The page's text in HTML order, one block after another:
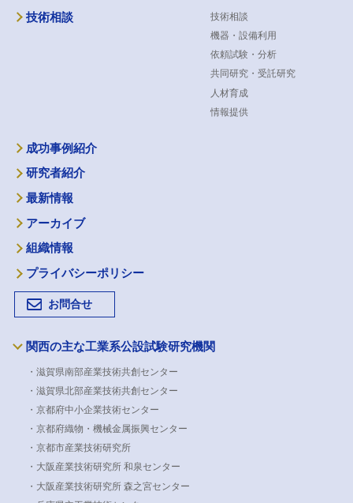
技術相談
技術相談
機器・設備利用
依頼試験・分析
共同研究・受託研究
人材育成
情報提供
成功事例紹介
研究者紹介
最新情報
アーカイブ
組織情報
プライバシーポリシー
お問合せ
関西の主な工業系公設試験研究機関
・滋賀県南部産業技術共創センター
・滋賀県北部産業技術共創センター
・京都府中小企業技術センター
・京都府織物・機械金属振興センター
・京都市産業技術研究所
・大阪産業技術研究所 和泉センター
・大阪産業技術研究所 森之宮センター